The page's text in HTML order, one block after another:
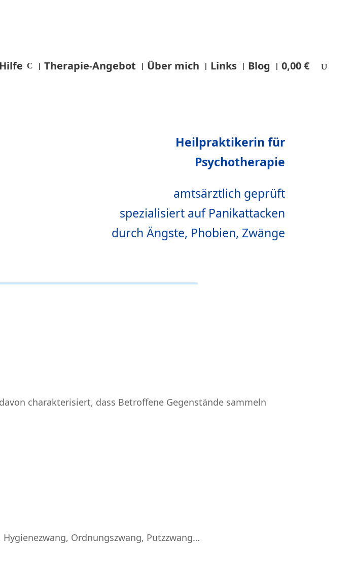
Hilfe Therapie-Angebot Über mich Links Blog 0,00 €
Heilpraktikerin für
Psychotherapie
amtsärztlich geprüft
spezialisiert auf Panikattacken
durch Ängste, Phobien, Zwänge
charakterisiert, dass Betroffene Gegenstände sammeln
Ordnungszwang, Putzzwang…